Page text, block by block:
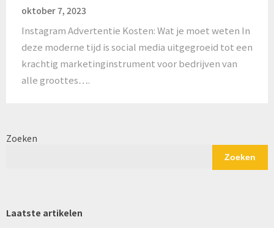
oktober 7, 2023
Instagram Advertentie Kosten: Wat je moet weten In
deze moderne tijd is social media uitgegroeid tot een
krachtig marketinginstrument voor bedrijven van
alle groottes….
Zoeken
Zoeken
Laatste artikelen